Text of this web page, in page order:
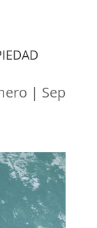
| Sep